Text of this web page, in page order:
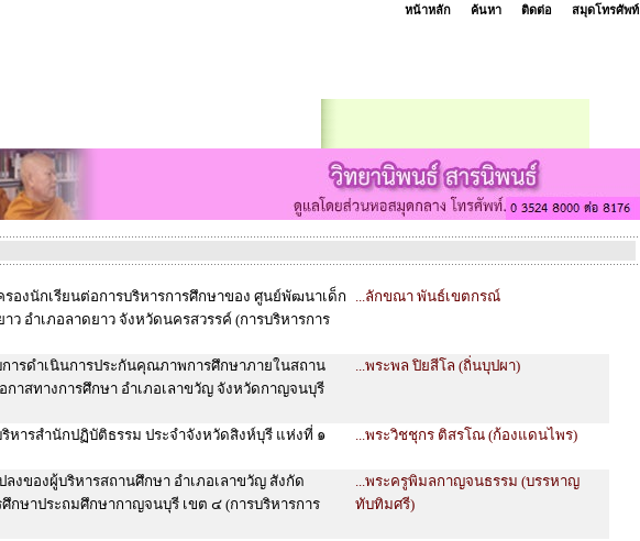
หน้าหลัก ค้นหา ติดต่อ สมุดโทรศัพท์
องนักเรียนต่อการบริหารการศึกษาของ ศูนย์พัฒนาเด็ก
ว อำเภอลาดยาว จังหวัดนครสวรรค์ (การบริหารการ
...ลักขณา พันธ์เขตกรณ์
ารดำเนินการประกันคุณภาพการศึกษาภายในสถาน
กาสทางการศึกษา อำเภอเลาขวัญ จังหวัดกาญจนบุรี
...พระพล ปิยสีโล (ถิ่นบุปผา)
หารสำนักปฏิบัติธรรม ประจำจังหวัดสิงห์บุรี แห่งที่ ๑
...พระวิชชุกร ติสรโณ (ก้องแดนไพร)
ลงของผู้บริหารสถานศึกษา อำเภอเลาขวัญ สังกัด
กษาประถมศึกษากาญจนบุรี เขต ๔ (การบริหารการ
...พระครูพิมลกาญจนธรรม (บรรหาญ
ทับทิมศรี)